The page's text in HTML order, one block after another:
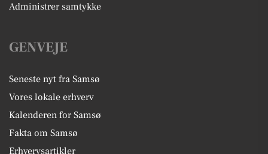
Administrer samtykke
GENVEJE
Seneste nyt fra Samsø
Vores lokale erhverv
Kalenderen for Samsø
Fakta om Samsø
Erhvervsartikler